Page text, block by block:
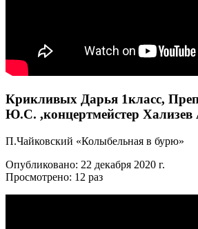
Крикливых Дарья 1класс,
Ю.С. ,концертмейстер
П.Чайковский «Колыбельная в бурю»
Опубликовано: 22 декабря 2020 г.
Просмотрено: 12 раз